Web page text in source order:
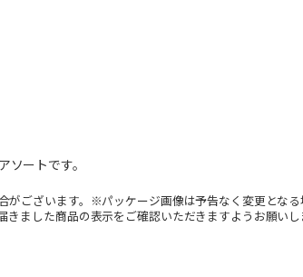
ソートです。
がございます。※パッケージ画像は予告なく変更とな
ました商品の表示をご確認いただきますようお願いし